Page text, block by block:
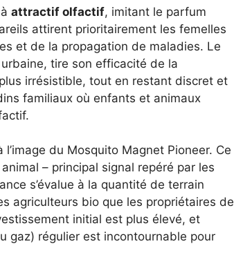
attractif olfactif, imitant le parfum
attirent prioritairement les femelles
et de la propagation de maladies. Le
tire son efficacité de la
irrésistible, tout en restant discret et
familiaux où enfants et animaux
l’image du Mosquito Magnet Pioneer. Ce
– principal signal repéré par les
s’évalue à la quantité de terrain
agriculteurs bio que les propriétaires de
initial est plus élevé, et
gaz) régulier est incontournable pour